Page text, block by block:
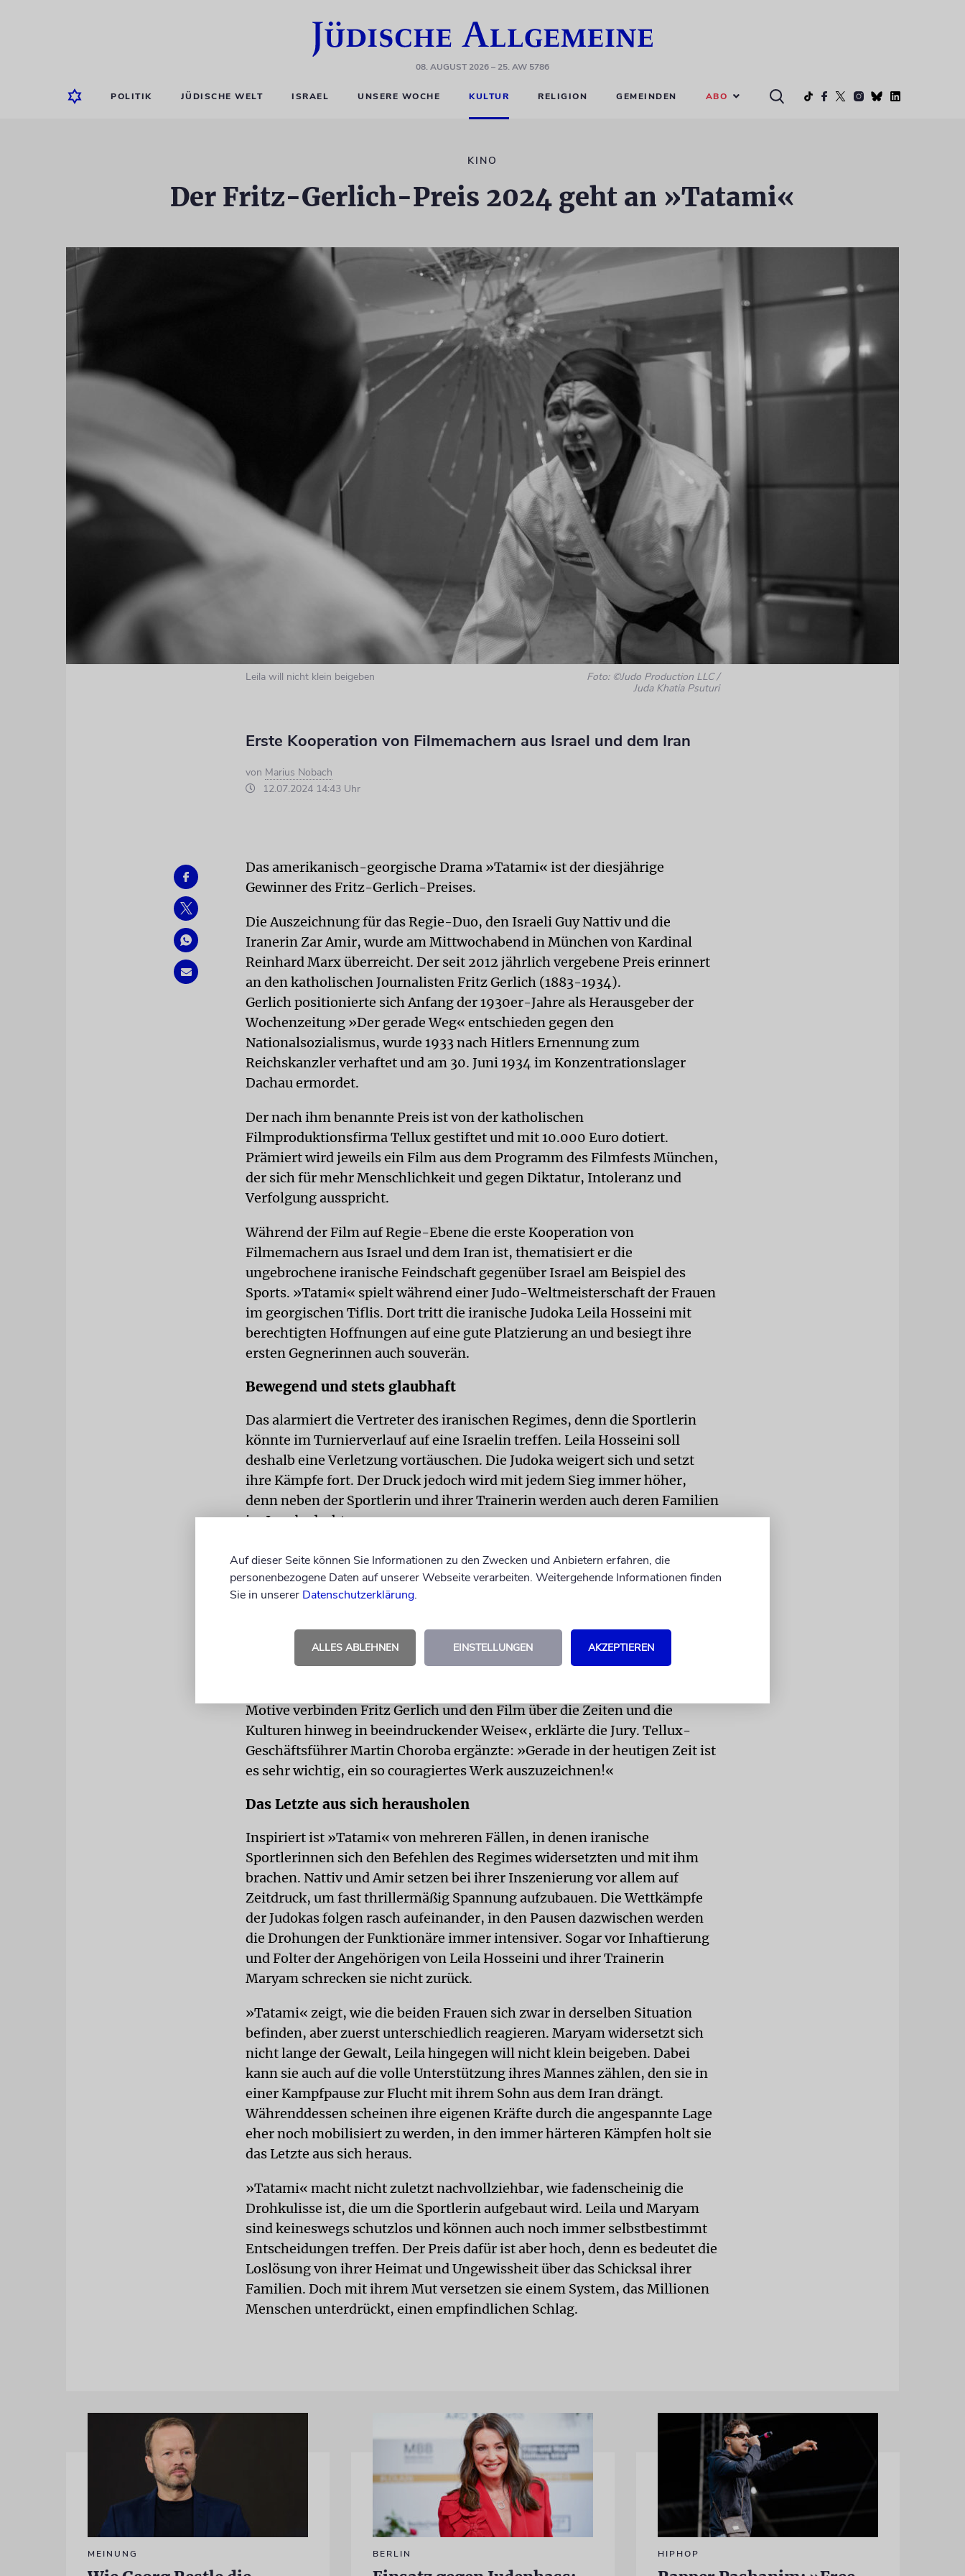
08. AUGUST 2026– 25. AW 5786
POLITIK JÜDISCHE WELT ISRAEL UNSERE WOCHE KULTUR RELIGION GEMEINDEN ABO
KINO
Der Fritz-Gerlich-Preis 2024 geht an »Tatami«
Leila will nicht klein beigeben
Foto: ©Judo Production LLC /
Juda Khatia Psuturi
Erste Kooperation von Filmemachern aus Israel und dem Iran
von Marius Nobach
12.07.2024 14:43 Uhr
Das amerikanisch-georgische Drama »Tatami« ist der diesjährige
Gewinner des Fritz-Gerlich-Preises.
Die Auszeichnung für das Regie-Duo, den Israeli Guy Nattiv und die
Iranerin Zar Amir, wurde am Mittwochabend in München von Kardinal
Reinhard Marx überreicht. Der seit 2012 jährlich vergebene Preis erinnert
an den katholischen Journalisten Fritz Gerlich (1883-1934).
Gerlich positionierte sich Anfang der 1930er-Jahre als Herausgeber der
Wochenzeitung »Der gerade Weg« entschieden gegen den
Nationalsozialismus, wurde 1933 nach Hitlers Ernennung zum
Reichskanzler verhaftet und am 30. Juni 1934 im Konzentrationslager
Dachau ermordet.
Der nach ihm benannte Preis ist von der katholischen
Filmproduktionsfirma Tellux gestiftet und mit 10.000 Euro dotiert.
Prämiert wird jeweils ein Film aus dem Programm des Filmfests München,
der sich für mehr Menschlichkeit und gegen Diktatur, Intoleranz und
Verfolgung ausspricht.
Während der Film auf Regie-Ebene die erste Kooperation von
Filmemachern aus Israel und dem Iran ist, thematisiert er die
ungebrochene iranische Feindschaft gegenüber Israel am Beispiel des
Sports. »Tatami« spielt während einer Judo-Weltmeisterschaft der Frauen
im georgischen Tiflis. Dort tritt die iranische Judoka Leila Hosseini mit
berechtigten Hoffnungen auf eine gute Platzierung an und besiegt ihre
ersten Gegnerinnen auch souverän.
Bewegend und stets glaubhaft
Das alarmiert die Vertreter des iranischen Regimes, denn die Sportlerin
könnte im Turnierverlauf auf eine Israelin treffen. Leila Hosseini soll
deshalb eine Verletzung vortäuschen. Die Judoka weigert sich und setzt
ihre Kämpfe fort. Der Druck jedoch wird mit jedem Sieg immer höher,
denn neben der Sportlerin und ihrer Trainerin werden auch deren Familien
im Iran bedroht.
Die Jury des Fritz-Gerlich-Preises würdigte »Tatami« als bewegenden,
stets glaubhaften und mitreißenden Film. Er greife zentrale Gedanken von
Fritz Gerlich auf, etwa den Widerstand gegen diktatorische Regime und das
Konsequenzen verbunden seien.
»Rückgrat zu beweisen, die persönliche Freiheit zu erkämpfen, der Gewalt
Motive verbinden Fritz Gerlich und den Film über die Zeiten und die
Kulturen hinweg in beeindruckender Weise«, erklärte die Jury. Tellux-
Geschäftsführer Martin Choroba ergänzte: »Gerade in der heutigen Zeit ist
es sehr wichtig, ein so couragiertes Werk auszuzeichnen!«
Das Letzte aus sich herausholen
Inspiriert ist »Tatami« von mehreren Fällen, in denen iranische
Sportlerinnen sich den Befehlen des Regimes widersetzten und mit ihm
brachen. Nattiv und Amir setzen bei ihrer Inszenierung vor allem auf
Zeitdruck, um fast thrillermäßig Spannung aufzubauen. Die Wettkämpfe
der Judokas folgen rasch aufeinander, in den Pausen dazwischen werden
die Drohungen der Funktionäre immer intensiver. Sogar vor Inhaftierung
und Folter der Angehörigen von Leila Hosseini und ihrer Trainerin
Maryam schrecken sie nicht zurück.
»Tatami« zeigt, wie die beiden Frauen sich zwar in derselben Situation
befinden, aber zuerst unterschiedlich reagieren. Maryam widersetzt sich
nicht lange der Gewalt, Leila hingegen will nicht klein beigeben. Dabei
kann sie auch auf die volle Unterstützung ihres Mannes zählen, den sie in
einer Kampfpause zur Flucht mit ihrem Sohn aus dem Iran drängt.
Währenddessen scheinen ihre eigenen Kräfte durch die angespannte Lage
eher noch mobilisiert zu werden, in den immer härteren Kämpfen holt sie
das Letzte aus sich heraus.
»Tatami« macht nicht zuletzt nachvollziehbar, wie fadenscheinig die
Drohkulisse ist, die um die Sportlerin aufgebaut wird. Leila und Maryam
sind keineswegs schutzlos und können auch noch immer selbstbestimmt
Entscheidungen treffen. Der Preis dafür ist aber hoch, denn es bedeutet die
Loslösung von ihrer Heimat und Ungewissheit über das Schicksal ihrer
Familien. Doch mit ihrem Mut versetzen sie einem System, das Millionen
Menschen unterdrückt, einen empfindlichen Schlag.
MEINUNG BERLIN HIPHOP
Auf dieser Seite können Sie Informationen zu den Zwecken und Anbietern erfahren, die
personenbezogene Daten auf unserer Webseite verarbeiten. Weitergehende Informationen finden
Sie in unserer Datenschutzerklärung.
ALLES ABLEHNEN EINSTELLUNGEN AKZEPTIEREN